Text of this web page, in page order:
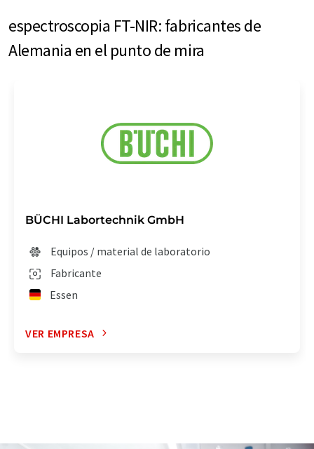
espectroscopia FT-NIR: fabricantes de
Alemania en el punto de mira
BÜCHI Labortechnik GmbH
Equipos / material de laboratorio
Fabricante
Essen
VER EMPRESA